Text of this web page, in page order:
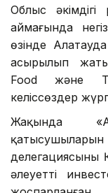
Облыс әкімдігі
аймағында
өзінде
асырылып
Food және
келіссөздер
Жақында
қатысушыларын
делегациясының
әлеуетті